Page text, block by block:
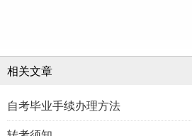
相关文章
自考毕业手续办理方法